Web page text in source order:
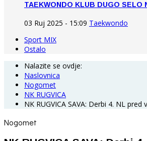
TAEKWONDO KLUB DUGO
03 Ruj 2025 - 15:09 Taekwondo
Sport MIX
Ostalo
Nalazite se ovdje:
Naslovnica
Nogomet
NK RUGVICA
NK RUGVICA SAVA: Derbi 4. NL pred
Nogomet